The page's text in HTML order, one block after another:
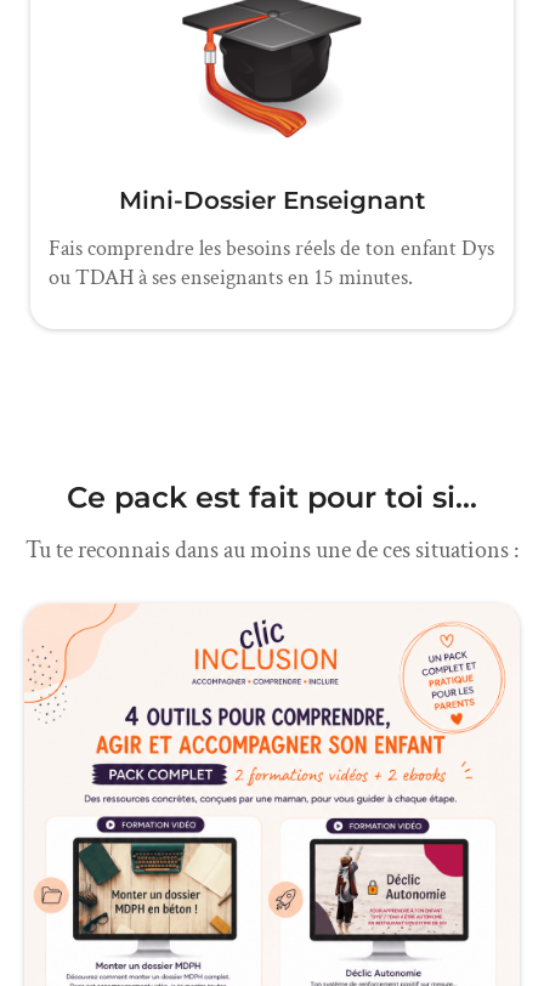
Mini-Dossier Enseignant
Fais comprendre les besoins réels de ton enfant Dys
ou TDAH à ses enseignants en 15 minutes.
Ce pack est fait pour toi si...
Tu te reconnais dans au moins une de ces situations :